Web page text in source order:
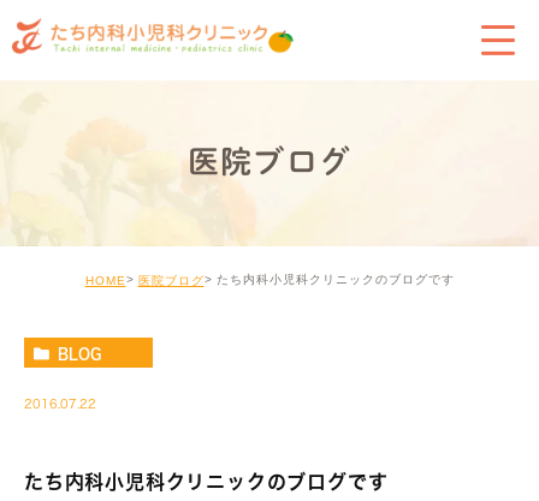
医院ブログ
HOME 医院ブログ たち内科小児科クリニックのブログです
BLOG
2016.07.22
たち内科小児科クリニックのブログです